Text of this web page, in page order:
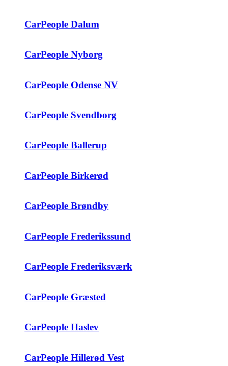
CarPeople Dalum
CarPeople Nyborg
CarPeople Odense NV
CarPeople Svendborg
CarPeople Ballerup
CarPeople Birkerød
CarPeople Brøndby
CarPeople Frederikssund
CarPeople Frederiksværk
CarPeople Græsted
CarPeople Haslev
CarPeople Hillerød Vest